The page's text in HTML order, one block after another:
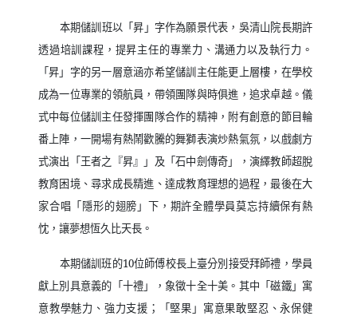
本期儲訓班以「昇」字作為願景代表，吳清山院長期許
透過培訓課程，提昇主任的專業力、溝通力以及執行力。
「昇」字的另一層意涵亦希望儲訓主任能更上層樓，在學校
成為一位專業的領航員，帶領團隊與時俱進，追求卓越。儀
式中每位儲訓主任發揮團隊合作的精神，附有創意的節目輪
番上陣，一開場有熱鬧歡騰的舞獅表演炒熱氣氛，以戲劇方
式演出「王者之『昇』」及「石中劍傳奇」，演繹教師超脫
教育困境、尋求成長精進、達成教育理想的過程，最後在大
家合唱「隱形的翅膀」下，期許全體學員莫忘持續保有熱
忱，讓夢想恆久比天長。
本期儲訓班的10位師傅校長上臺分別接受拜師禮，學員
獻上別具意義的「十禮」，象徵十全十美。其中「磁鐵」寓
意教學魅力、強力支援；「堅果」寓意果敢堅忍、永保健